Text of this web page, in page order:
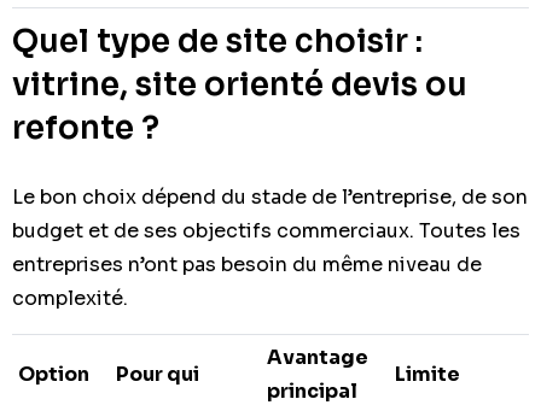
Quel type de site choisir :
vitrine, site orienté devis ou
refonte ?
Le bon choix dépend du stade de l’entreprise, de son
budget et de ses objectifs commerciaux. Toutes les
entreprises n’ont pas besoin du même niveau de
complexité.
Option Pour qui
Avantage
principal
Limite